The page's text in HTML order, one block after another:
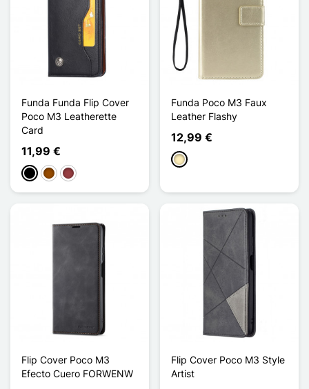
Funda Funda Flip Cover
Poco M3 Leatherette
Card
11,99 €
NegroMarrónRojo oscuro
Funda Poco M3 Faux
Leather Flashy
12,99 €
Oro
Flip Cover Poco M3
Efecto Cuero FORWENW
Flip Cover Poco M3 Style
Artist